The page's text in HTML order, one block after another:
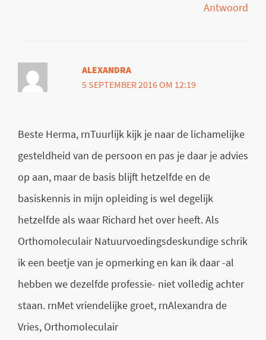
Antwoord
ALEXANDRA
5 SEPTEMBER 2016 OM 12:19
Beste Herma, rnTuurlijk kijk je naar de lichamelijke
gesteldheid van de persoon en pas je daar je advies
op aan, maar de basis blijft hetzelfde en de
basiskennis in mijn opleiding is wel degelijk
hetzelfde als waar Richard het over heeft. Als
Orthomoleculair Natuurvoedingsdeskundige schrik
ik een beetje van je opmerking en kan ik daar -al
hebben we dezelfde professie- niet volledig achter
staan. rnMet vriendelijke groet, rnAlexandra de
Vries, Orthomoleculair